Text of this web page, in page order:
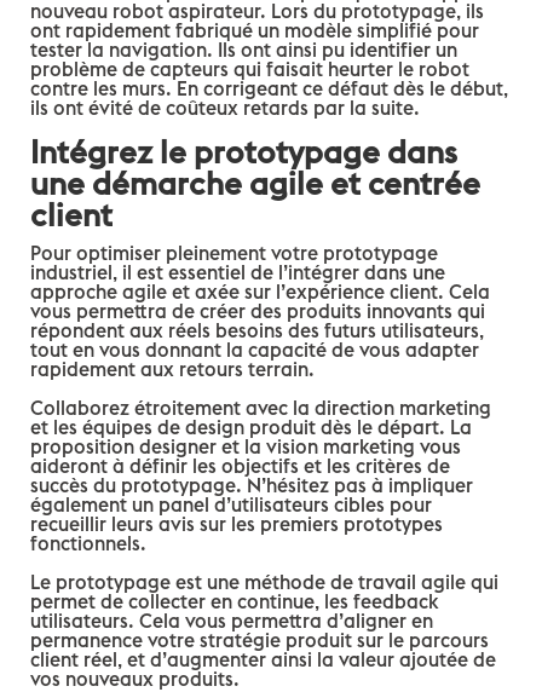
nouveau robot aspirateur. Lors du prototypage, ils
ont rapidement fabriqué un modèle simplifié pour
tester la navigation. Ils ont ainsi pu identifier un
problème de capteurs qui faisait heurter le robot
contre les murs. En corrigeant ce défaut dès le début,
ils ont évité de coûteux retards par la suite.
Intégrez le prototypage dans
une démarche agile et centrée
client
Pour optimiser pleinement votre prototypage
industriel, il est essentiel de l’intégrer dans une
approche agile et axée sur l’expérience client. Cela
vous permettra de créer des produits innovants qui
répondent aux réels besoins des futurs utilisateurs,
tout en vous donnant la capacité de vous adapter
rapidement aux retours terrain.
Collaborez étroitement avec la direction marketing
et les équipes de design produit dès le départ. La
proposition designer et la vision marketing vous
aideront à définir les objectifs et les critères de
succès du prototypage. N’hésitez pas à impliquer
également un panel d’utilisateurs cibles pour
recueillir leurs avis sur les premiers prototypes
fonctionnels.
Le prototypage est une méthode de travail agile qui
permet de collecter en continue, les feedback
utilisateurs. Cela vous permettra d’aligner en
permanence votre stratégie produit sur le parcours
client réel, et d’augmenter ainsi la valeur ajoutée de
vos nouveaux produits.